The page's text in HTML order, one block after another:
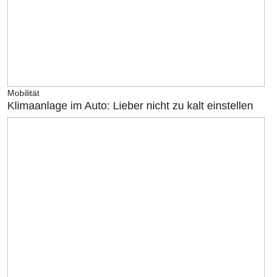
Mobilität
Klimaanlage im Auto: Lieber nicht zu kalt einstellen